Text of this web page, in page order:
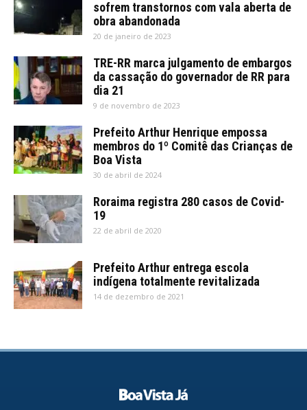
sofrem transtornos com vala aberta de
obra abandonada
20 de janeiro de 2023
TRE-RR marca julgamento de embargos
da cassação do governador de RR para
dia 21
9 de novembro de 2023
Prefeito Arthur Henrique empossa
membros do 1º Comitê das Crianças de
Boa Vista
30 de abril de 2024
Roraima registra 280 casos de Covid-
19
22 de abril de 2020
Prefeito Arthur entrega escola
indígena totalmente revitalizada
14 de dezembro de 2021